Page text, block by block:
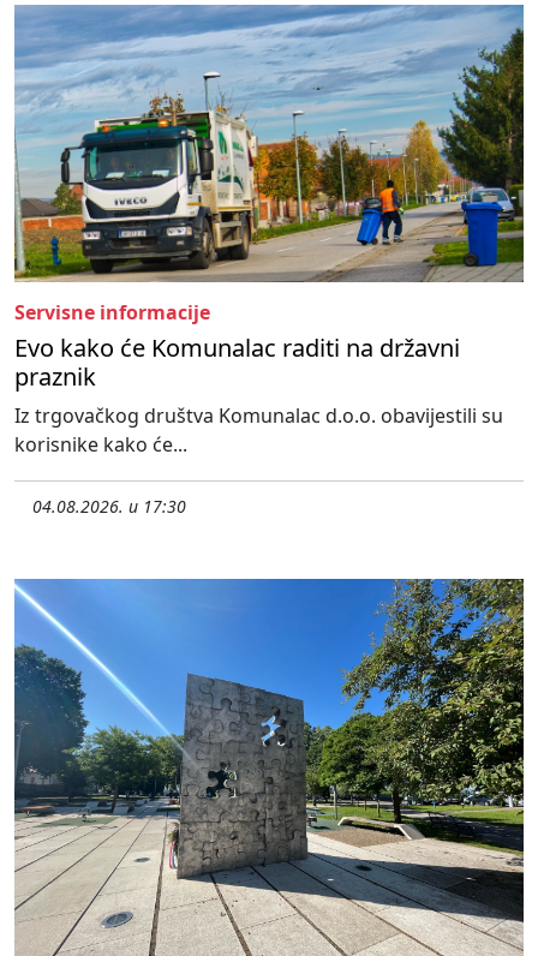
Servisne informacije
Evo kako će Komunalac raditi na državni
praznik
Iz trgovačkog društva Komunalac d.o.o. obavijestili su
korisnike kako će...
04.08.2026. u 17:30